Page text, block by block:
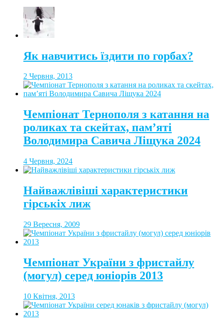
Як навчитись їздити по горбах?
2 Червня, 2013
Чемпіонат Тернополя з катання на
роликах та скейтах, пам’яті
Володимира Савича Ліщука 2024
4 Червня, 2024
Найважлівіші характеристики
гірськіх лиж
29 Вересня, 2009
Чемпіонат України з фристайлу
(могул) серед юніорів 2013
10 Квітня, 2013